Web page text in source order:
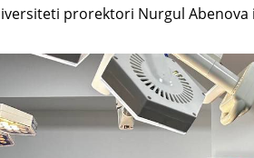
prorektori Nurgul